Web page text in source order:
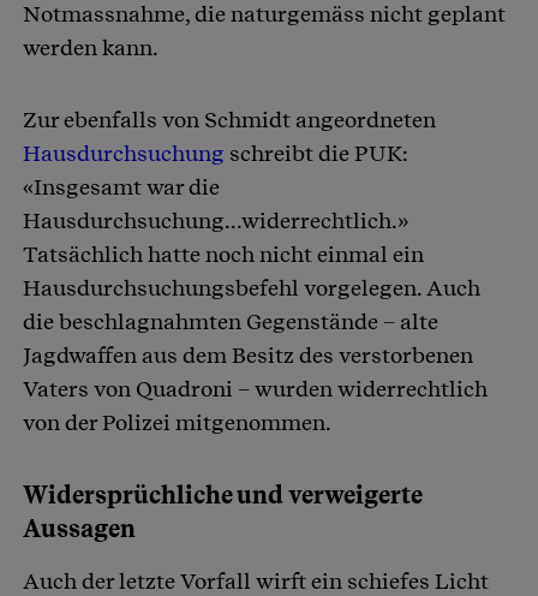
Notmassnahme, die naturgemäss nicht geplant
werden kann.
Zur ebenfalls von Schmidt angeordneten
Hausdurchsuchung schreibt die PUK:
«Insgesamt war die
Hausdurchsuchung...widerrechtlich.»
Tatsächlich hatte noch nicht einmal ein
Hausdurchsuchungsbefehl vorgelegen. Auch
die beschlagnahmten Gegenstände – alte
Jagdwaffen aus dem Besitz des verstorbenen
Vaters von Quadroni – wurden widerrechtlich
von der Polizei mitgenommen.
Widersprüchliche und verweigerte
Aussagen
Auch der letzte Vorfall wirft ein schiefes Licht